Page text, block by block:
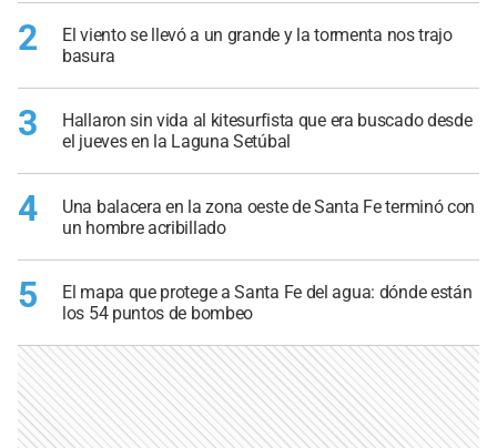
2
El viento se llevó a un grande y la tormenta nos trajo
basura
3
Hallaron sin vida al kitesurfista que era buscado desde
el jueves en la Laguna Setúbal
4
Una balacera en la zona oeste de Santa Fe terminó con
un hombre acribillado
5
El mapa que protege a Santa Fe del agua: dónde están
los 54 puntos de bombeo